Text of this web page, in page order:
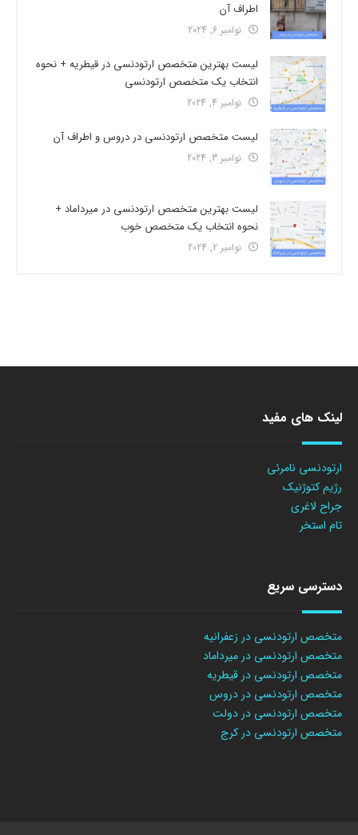
اطراف آن
نوامبر 6, 2024
لیست بهترین متخصص ارتودنسی در قیطریه + نحوه
انتخاب یک متخصص ارتودنسی
نوامبر 4, 2024
لیست متخصص ارتودنسی در دروس و اطراف آن
نوامبر 3, 2024
لیست بهترین متخصص ارتودنسی در میرداماد +
نحوه انتخاب یک متخصص خوب
نوامبر 2, 2024
لینک های مفید
ارتودنسی نامرئی
رژیم کتوژنیک
جراح لاغری
تام استخر
دسترسی سریع
متخصص ارتودنسی در زعفرانیه
متخصص ارتودنسی در میرداماد
متخصص ارتودنسی در قیطریه
متخصص ارتودنسی در دروس
متخصص ارتودنسی در دولت
متخصص ارتودنسی در کرج